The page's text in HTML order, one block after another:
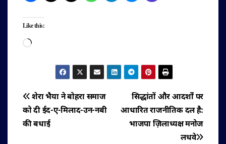
Like this:
Loading…
पोस्ट
नेविगेशन
सिद्धांतों और आदर्शों पर
आधारित राजनीतिक दल है:
भाजपा ज़िलाध्यक्ष मनोज
लधवे
शेरा भैया ने बोहरा समाज
को दी ईद-ए-मिलाद-उन-नबी
की बधाई